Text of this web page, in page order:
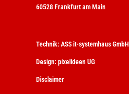
60528 Frankfurt am Main
Technik: ASS it-systemhaus GmbH
Design: pixelideen UG
Disclaimer